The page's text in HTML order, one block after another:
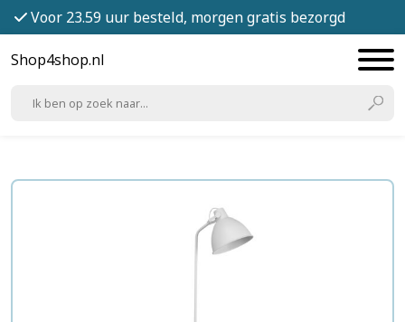
Voor 23.59 uur besteld, morgen gratis bezorgd
Shop4shop.nl